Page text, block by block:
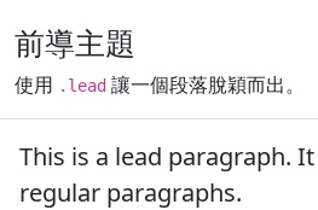
前導主題
使用 .lead 讓一個段落脫穎而出。
This is a lead paragraph.
regular paragraphs.